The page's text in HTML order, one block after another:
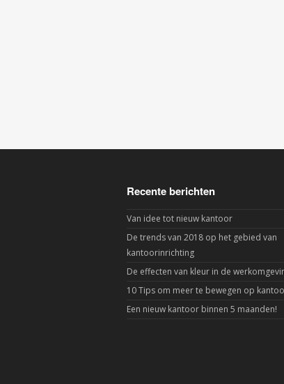
Recente berichten
Van idee tot nieuw kantoor
De trends van 2018 op het gebied van
kantoorinrichting
De effecten van kleur in de
10 Tips om meer te bewegen op
Een nieuw kantoor binnen 5 maanden!